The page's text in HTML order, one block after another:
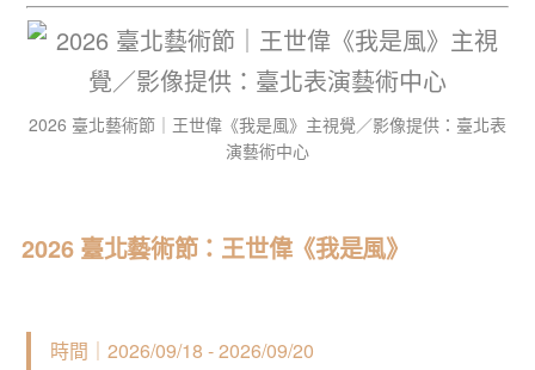
2026 臺北藝術節｜王世偉《我是風》主視覺／影像提供：臺北表
演藝術中心
2026 臺北藝術節：王世偉《我是風》
時間｜2026/09/18 - 2026/09/20